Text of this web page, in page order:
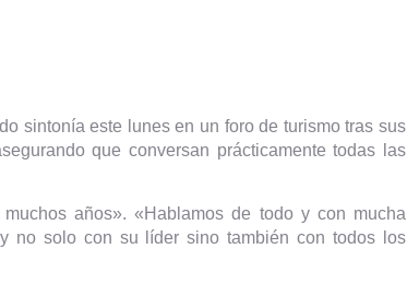
sintonía este lunes en un foro de turismo tras sus
que conversan prácticamente todas las
años». «Hablamos de todo y con mucha
no solo con su líder sino también con todos los